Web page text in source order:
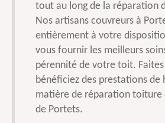
tout au long de la réparation
Nos artisans couvreurs à
entièrement à votre
vous fournir les meilleurs
pérennité de votre toit.
bénéficiez des prestations de
matière de réparation toiture
de Portets.